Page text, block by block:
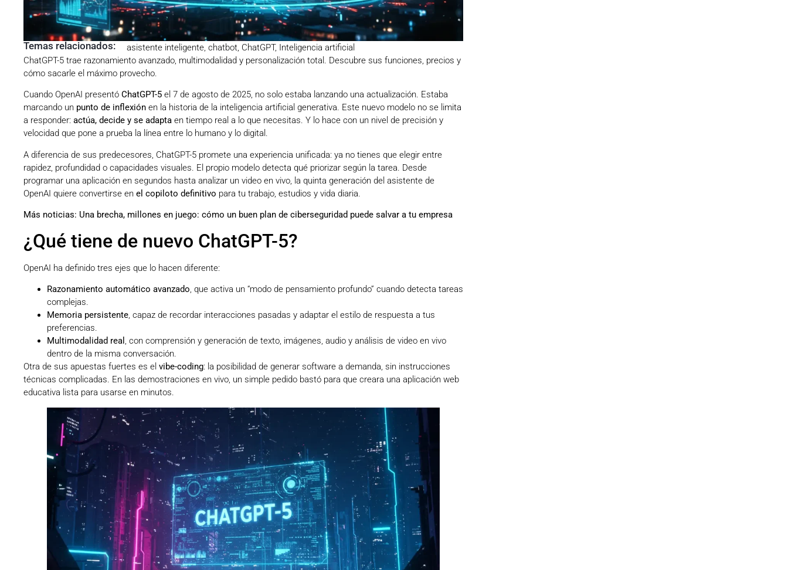
Temas relacionados: asistente inteligente, chatbot, ChatGPT, Inteligencia artificial
ChatGPT-5 trae razonamiento avanzado, multimodalidad y personalización total. Descubre sus funciones, precios y
cómo sacarle el máximo provecho.
Cuando OpenAI presentó ChatGPT-5 el 7 de agosto de 2025, no solo estaba lanzando una actualización. Estaba
marcando un punto de inflexión en la historia de la inteligencia artificial generativa. Este nuevo modelo no se limita
a responder: actúa, decide y se adapta en tiempo real a lo que necesitas. Y lo hace con un nivel de precisión y
velocidad que pone a prueba la línea entre lo humano y lo digital.
A diferencia de sus predecesores, ChatGPT-5 promete una experiencia unificada: ya no tienes que elegir entre
rapidez, profundidad o capacidades visuales. El propio modelo detecta qué priorizar según la tarea. Desde
programar una aplicación en segundos hasta analizar un video en vivo, la quinta generación del asistente de
OpenAI quiere convertirse en el copiloto definitivo para tu trabajo, estudios y vida diaria.
Más noticias: Una brecha, millones en juego: cómo un buen plan de ciberseguridad puede salvar a tu empresa
¿Qué tiene de nuevo ChatGPT-5?
OpenAI ha definido tres ejes que lo hacen diferente:
Razonamiento automático avanzado, que activa un “modo de pensamiento profundo” cuando detecta tareas
complejas.
Memoria persistente, capaz de recordar interacciones pasadas y adaptar el estilo de respuesta a tus
preferencias.
Multimodalidad real , con comprensión y generación de texto, imágenes, audio y análisis de video en vivo
dentro de la misma conversación.
Otra de sus apuestas fuertes es el vibe-coding: la posibilidad de generar software a demanda, sin instrucciones
técnicas complicadas. En las demostraciones en vivo, un simple pedido bastó para que creara una aplicación web
educativa lista para usarse en minutos.